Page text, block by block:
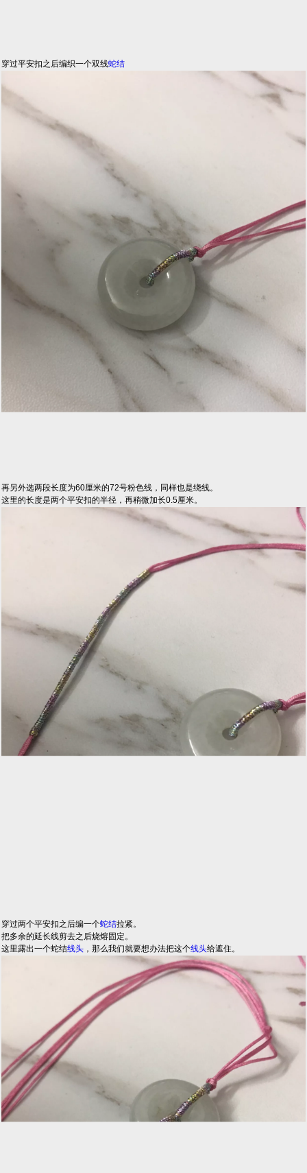
穿过平安扣之后编织一个双线蛇结
再另外选两段长度为60厘米的72号粉色线，同样也是绕线。
这里的长度是两个平安扣的半径，再稍微加长0.5厘米。
穿过两个平安扣之后编一个蛇结拉紧。
把多余的延长线剪去之后烧熔固定。
这里露出一个蛇结线头 ，那么我们就要想办法把这个线头给遮住。